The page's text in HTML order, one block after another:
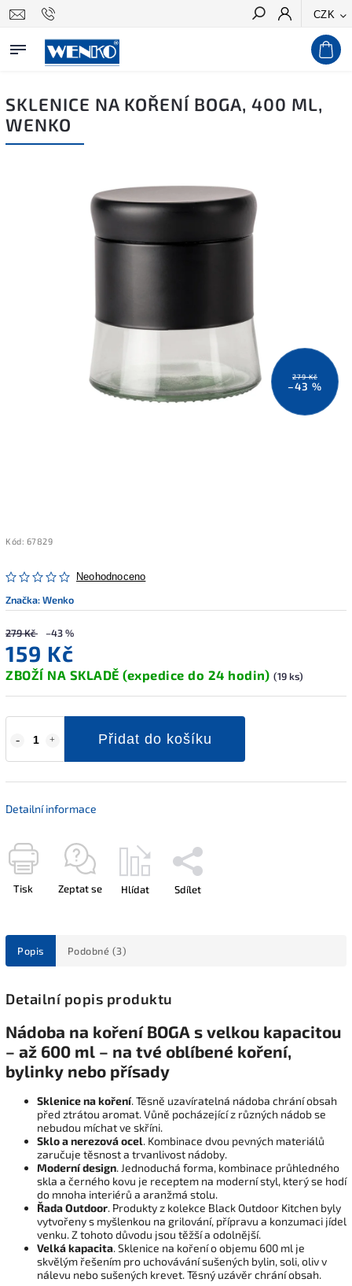
CZK
Hledat
SKLENICE NA KOŘENÍ BOGA, 400 ML,
WENKO
279 Kč
–43 %
Kód: 67829
Neohodnoceno
Značka:Wenko
279 Kč –43 %
159 Kč
ZBOŽÍ NA SKLADĚ (expedice do 24 hodin) (19 ks)
Přidat do košíku
Detailní informace
Tisk Zeptat se Hlídat Sdílet
Popis Podobné (3)
Detailní popis produktu
Nádoba na koření BOGA s velkou kapacitou
– až 600 ml – na tvé oblíbené koření,
bylinky nebo přísady
Sklenice na koření. Těsně uzavíratelná nádoba chrání obsah
před ztrátou aromat. Vůně pocházející z různých nádob se
nebudou míchat ve skříni.
Sklo a nerezová ocel. Kombinace dvou pevných materiálů
zaručuje těsnost a trvanlivost nádoby.
Moderní design. Jednoduchá forma, kombinace průhledného
skla a černého kovu je receptem na moderní styl, který se hodí
do mnoha interiérů a aranžmá stolu.
Řada Outdoor. Produkty z kolekce Black Outdoor Kitchen byly
vytvořeny s myšlenkou na grilování, přípravu a konzumaci jídel
venku. Z tohoto důvodu jsou těžší a odolnější.
Velká kapacita. Sklenice na koření o objemu 600 ml je
skvělým řešením pro uchovávání sušených bylin, soli, oliv v
nálevu nebo sušených krevet. Těsný uzávěr chrání obsah.